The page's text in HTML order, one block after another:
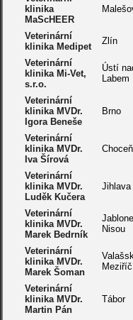
klinika
MaScHEER
Veterinární
klinika Medipet
Zlín
Veterinární
klinika Mi-Vet,
s.r.o.
Ústí
Labem
Veterinární
klinika MVDr.
Igora Beneše
Brno
Veterinární
klinika MVDr.
Iva Šírová
Choceň
Veterinární
klinika MVDr.
Luděk Kučera
Jihlava
Veterinární
klinika MVDr.
Marek Bedrník
Nisou
Veterinární
klinika MVDr.
Marek Šoman
Veterinární
klinika MVDr.
Martin Pán
Tábor